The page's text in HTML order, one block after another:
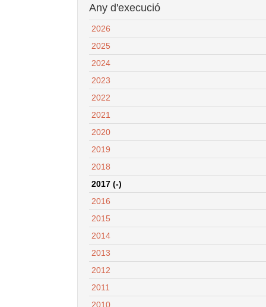
Any d'execució
2026
2025
2024
2023
2022
2021
2020
2019
2018
2017 (-)
2016
2015
2014
2013
2012
2011
2010